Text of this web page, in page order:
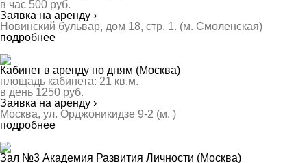
в час 500 руб.
Заявка на аренду ›
Новинский бульвар, дом 18, стр. 1. (м. Смоленская)
подробнее
Кабинет в аренду по дням (Москва)
площадь кабинета: 21 кв.м.
в день 1250 руб.
Заявка на аренду ›
Москва, ул. Орджоникидзе 9-2 (м. )
подробнее
Зал №3 Академия Развития Личности (Москва)